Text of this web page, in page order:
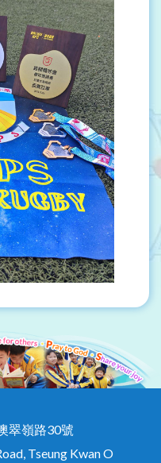
翠嶺路30號
Tseung Kwan O